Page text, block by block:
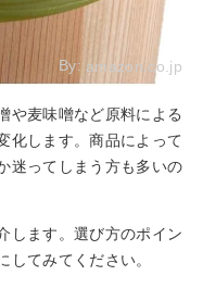
By:amazon.co.jp
や麦味噌など原料による
化します。商品によって
迷ってしまう方も多いの
します。選び方のポイン
してみてください。